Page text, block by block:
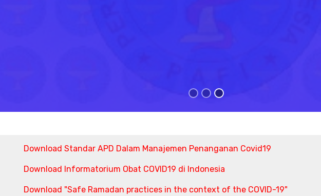
Download Standar APD Dalam Manajemen Penanganan Covid19
Download Informatorium Obat COVID19 di Indonesia
Download "Safe Ramadan practices in the context of the COVID-19"